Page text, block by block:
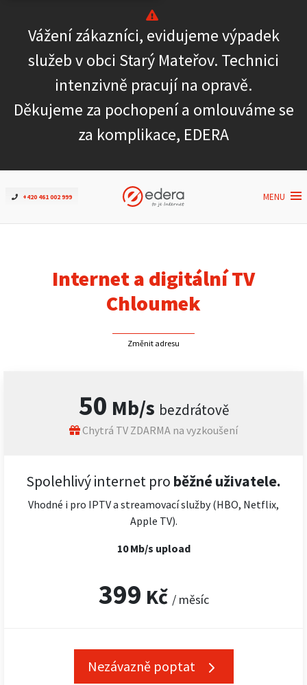
Vážení zákazníci, evidujeme výpadek
služeb v obci Starý Mateřov. Technici
intenzivně pracují na opravě.
Děkujeme za pochopení a omlouváme se
za komplikace, EDERA
+420 461 002 999 MENU
Ověřit dostupnost
Internet
ČEZNET TV
Podpora
Pro firmy
Internet a digitální TV
Chloumek
Změnit adresu
50 Mb/s bezdrátově
Chytrá TV ZDARMA na vyzkoušení
Spolehlivý internet pro běžné uživatele.
Vhodné i pro IPTV a streamovací služby (HBO, Netflix,
Apple TV).
10 Mb/s upload
399 Kč / měsíc
Nezávazně poptat